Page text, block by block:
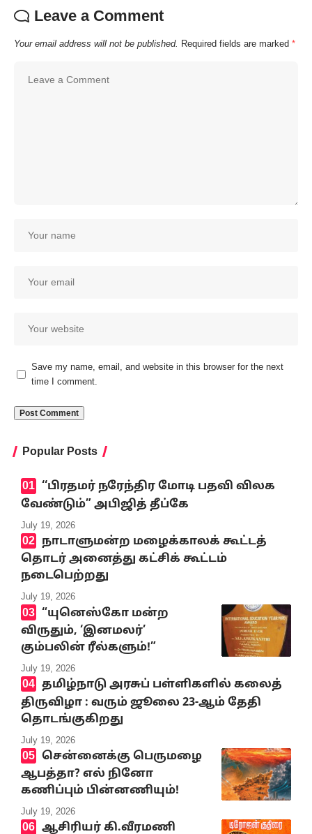
Leave a Comment
Your email address will not be published. Required fields are marked *
Save my name, email, and website in this browser for the next
time I comment.
Popular Posts
‘‘பிரதமர் நரேந்திர மோடி பதவி விலக
வேண்டும்” அபிஜித் தீப்கே
July 19, 2026
நாடாளுமன்ற மழைக்காலக் கூட்டத்
தொடர் அனைத்து கட்சிக் கூட்டம்
நடைபெற்றது
July 19, 2026
“யுனெஸ்கோ மன்ற
விருதும், ‘இனமலர்’
கும்பலின் ரீல்களும்!”
July 19, 2026
தமிழ்நாடு அரசுப் பள்ளிகளில் கலைத்
திருவிழா : வரும் ஜூலை 23-ஆம் தேதி
தொடங்குகிறது
July 19, 2026
சென்னைக்கு பெருமழை
ஆபத்தா? எல் நினோ
கணிப்பும் பின்னணியும்!
July 19, 2026
ஆசிரியர் கி.வீரமணி